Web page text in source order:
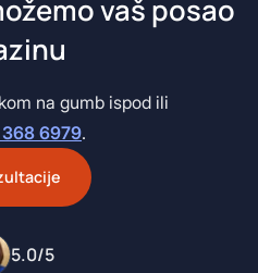
vaš posao
na gumb ispod ili
6979.
5.0/5